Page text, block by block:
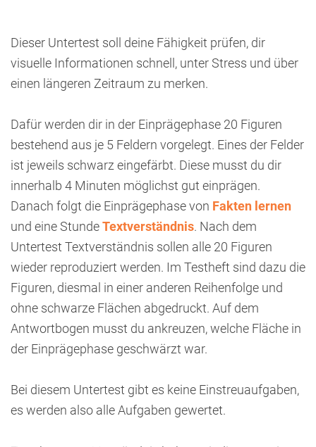
Dieser Untertest soll deine Fähigkeit prüfen, dir
visuelle Informationen schnell, unter Stress und über
einen längeren Zeitraum zu merken.
Dafür werden dir in der Einprägephase 20 Figuren
bestehend aus je 5 Feldern vorgelegt. Eines der Felder
ist jeweils schwarz eingefärbt. Diese musst du dir
innerhalb 4 Minuten möglichst gut einprägen.
Danach folgt die Einprägephase von Fakten lernen
und eine StundeTextverständnis. Nach dem
Untertest Textverständnis sollen alle 20 Figuren
wieder reproduziert werden. Im Testheft sind dazu die
Figuren, diesmal in einer anderen Reihenfolge und
ohne schwarze Flächen abgedruckt. Auf dem
Antwortbogen musst du ankreuzen, welche Fläche in
der Einprägephase geschwärzt war.
Bei diesem Untertest gibt es keine Einstreuaufgaben,
es werden also alle Aufgaben gewertet.